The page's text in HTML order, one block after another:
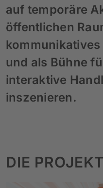
auf temporäre
öffentlichen
und als Bühne
interaktive
inszenieren.
DIE